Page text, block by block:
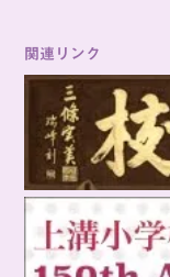
関連リンク